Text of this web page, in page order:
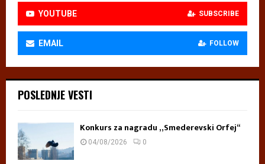
YOUTUBE SUBSCRIBE
EMAIL FOLLOW
POSLEDNJE VESTI
Konkurs za nagradu „Smederevski Orfej“
04/08/2026 0